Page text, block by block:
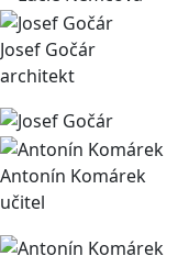
Josef Gočár
architekt
Antonín Komárek
učitel